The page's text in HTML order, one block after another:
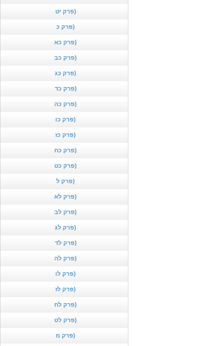
פרק יט)
פרק כ)
פרק כא)
פרק כב)
פרק כג)
פרק כד)
פרק כה)
פרק כו)
פרק כז)
פרק כח)
פרק כט)
פרק ל)
פרק לא)
פרק לב)
פרק לג)
פרק לד)
פרק לה)
פרק לו)
פרק לז)
פרק לח)
פרק לט)
פרק מ)